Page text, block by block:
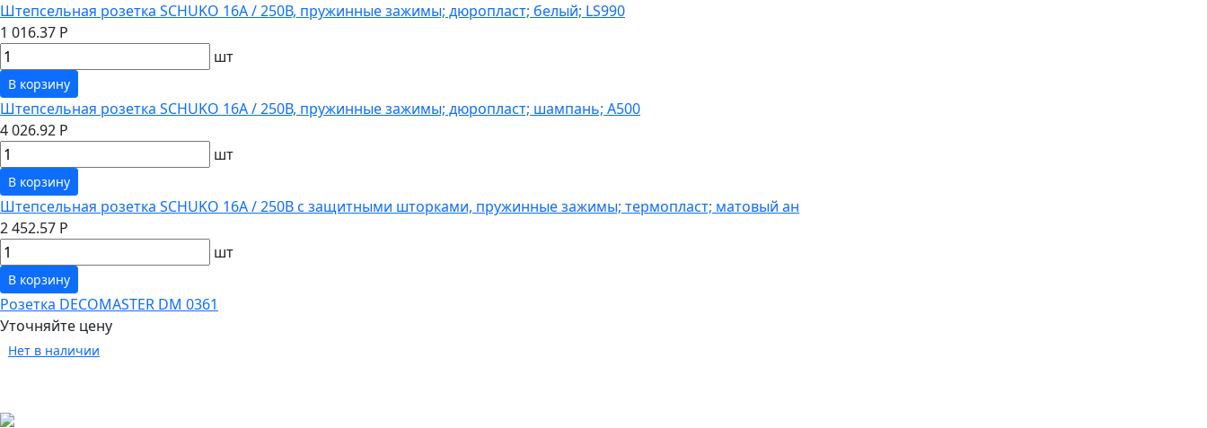
Штепсельная розетка SCHUKO 16А / 250В, пружинные зажимы; дюропласт; белый; LS990
1 016.37 Р
шт
В корзину
Штепсельная розетка SCHUKO 16А / 250В, пружинные зажимы; дюропласт; шампань; A500
4 026.92 Р
шт
В корзину
Штепсельная розетка SCHUKO 16А / 250В с защитными шторками, пружинные зажимы; термопласт; матовый ан
2 452.57 Р
шт
В корзину
Розетка DECOMASTER DM 0361
Уточняйте цену
Нет в наличии